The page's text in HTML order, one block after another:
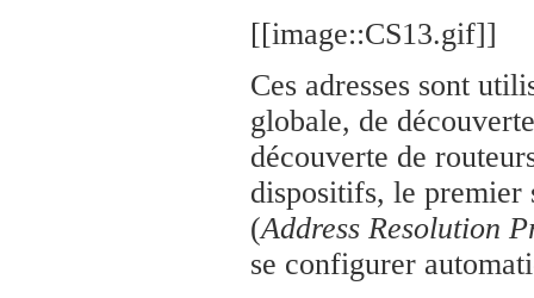
[[image::CS13.gif]]
Ces adresses sont
globale, de
découverte de
dispositifs, le premier
(Address Resolution
se configurer